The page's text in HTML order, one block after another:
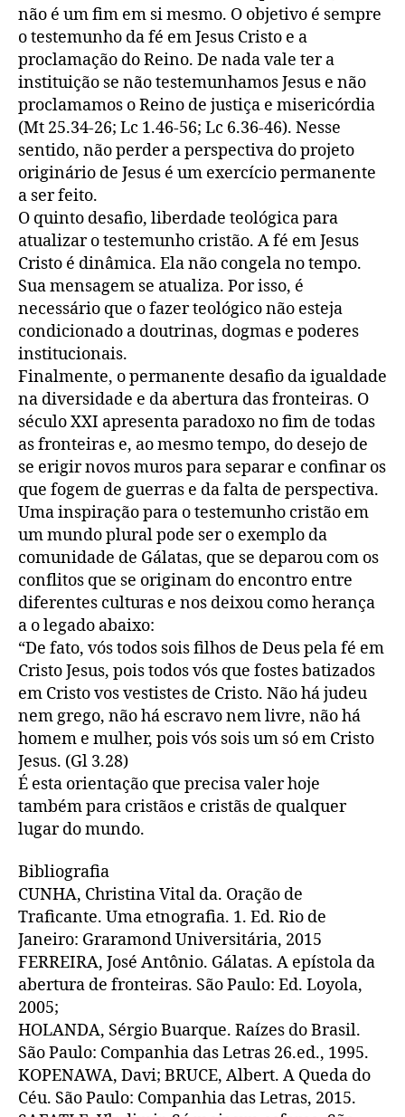
não é um fim em si mesmo. O objetivo é sempre
o testemunho da fé em Jesus Cristo e a
proclamação do Reino. De nada vale ter a
instituição se não testemunhamos Jesus e não
proclamamos o Reino de justiça e misericórdia
(Mt 25.34-26; Lc 1.46-56; Lc 6.36-46). Nesse
sentido, não perder a perspectiva do projeto
originário de Jesus é um exercício permanente
a ser feito.
O quinto desafio, liberdade teológica para
atualizar o testemunho cristão. A fé em Jesus
Cristo é dinâmica. Ela não congela no tempo.
Sua mensagem se atualiza. Por isso, é
necessário que o fazer teológico não esteja
condicionado a doutrinas, dogmas e poderes
institucionais.
Finalmente, o permanente desafio da igualdade
na diversidade e da abertura das fronteiras. O
século XXI apresenta paradoxo no fim de todas
as fronteiras e, ao mesmo tempo, do desejo de
se erigir novos muros para separar e confinar os
que fogem de guerras e da falta de perspectiva.
Uma inspiração para o testemunho cristão em
um mundo plural pode ser o exemplo da
comunidade de Gálatas, que se deparou com os
conflitos que se originam do encontro entre
diferentes culturas e nos deixou como herança
a o legado abaixo:
“De fato, vós todos sois filhos de Deus pela fé em
Cristo Jesus, pois todos vós que fostes batizados
em Cristo vos vestistes de Cristo. Não há judeu
nem grego, não há escravo nem livre, não há
homem e mulher, pois vós sois um só em Cristo
Jesus. (Gl 3.28)
É esta orientação que precisa valer hoje
também para cristãos e cristãs de qualquer
lugar do mundo.
Bibliografia
CUNHA, Christina Vital da. Oração de
Traficante. Uma etnografia. 1. Ed. Rio de
Janeiro: Graramond Universitária, 2015
FERREIRA, José Antônio. Gálatas. A epístola da
abertura de fronteiras. São Paulo: Ed. Loyola,
2005;
HOLANDA, Sérgio Buarque. Raízes do Brasil.
São Paulo: Companhia das Letras 26.ed., 1995.
KOPENAWA, Davi; BRUCE, Albert. A Queda do
Céu. São Paulo: Companhia das Letras, 2015.